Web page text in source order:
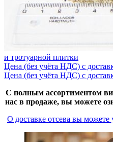
и тротуарной плитки
Цена (без учёта НДС) с
Цена (без учёта НДС) с
С полным ассортиментом
нас в продаже, вы можете
О доставке отсева вы можете